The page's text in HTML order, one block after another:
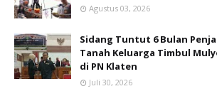
Agustus 03, 2026
Sidang Tuntut 6 Bulan
Tanah Keluarga Timbul
di PN Klaten
Juli 30, 2026